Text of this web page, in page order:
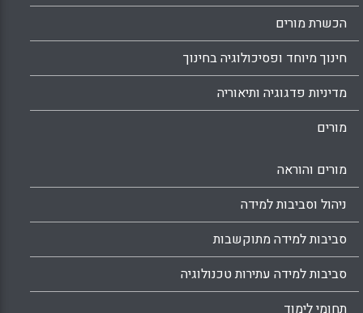
הכשרת מורים
חינוך מיוחד ופסיכולוגיה בחינוך
מדיניות פדגוגיה ותיאוריה
מורים
מורים והוראה
ניהול וסביבות למידה
סביבות למידה מתוקשבות
סביבות למידה עתירות טכנולוגיה
תחומי לימוד